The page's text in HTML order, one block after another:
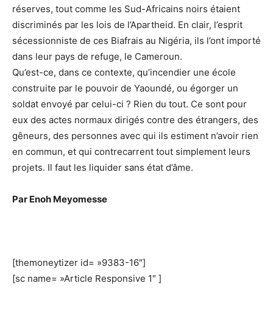
réserves, tout comme les Sud-Africains noirs étaient
discriminés par les lois de l’Apartheid. En clair, l’esprit
sécessionniste de ces Biafrais au Nigéria, ils l’ont importé
dans leur pays de refuge, le Cameroun.
Qu’est-ce, dans ce contexte, qu’incendier une école
construite par le pouvoir de Yaoundé, ou égorger un
soldat envoyé par celui-ci ? Rien du tout. Ce sont pour
eux des actes normaux dirigés contre des étrangers, des
gêneurs, des personnes avec qui ils estiment n’avoir rien
en commun, et qui contrecarrent tout simplement leurs
projets. Il faut les liquider sans état d’âme.
Par Enoh Meyomesse
[themoneytizer id= »9383-16″]
[sc name= »Article Responsive 1″ ]